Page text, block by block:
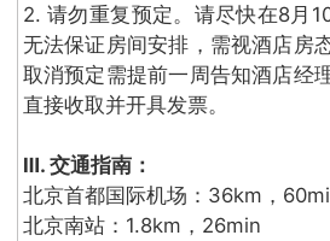
2. 请勿重复预定。请尽快在8月
无法保证房间安排，需视酒店房
取消预定需提前一周告知酒店经
直接收取并开具发票。
Ⅲ. 交通指南：
北京首都国际机场：36km，
北京南站：1.8km，26min